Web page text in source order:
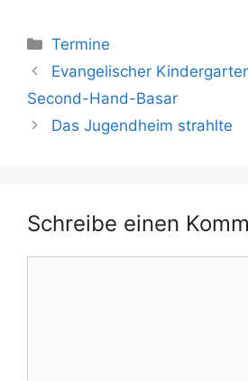
Kategorien
Termine
Evangelischer
Second-Hand-Basar
Das Jugendheim strahlte
Schreibe einen